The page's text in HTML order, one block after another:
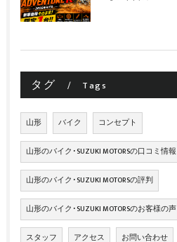
タグ Tags
山形 バイク コンセプト
山形のバイク･SUZUKI MOTORSの口コミ情報
山形のバイク･SUZUKI MOTORSの評判
山形のバイク･SUZUKI MOTORSのお客様の声
スタッフ アクセス お問い合わせ